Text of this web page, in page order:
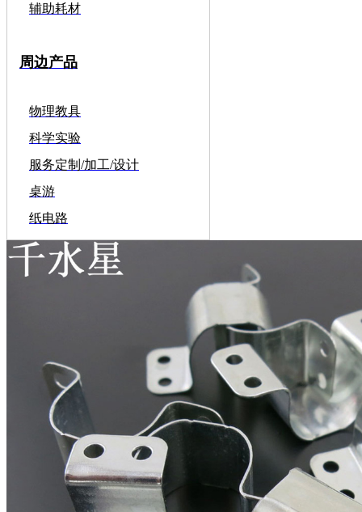
辅助耗材
周边产品
物理教具
科学实验
服务定制/加工/设计
桌游
纸电路